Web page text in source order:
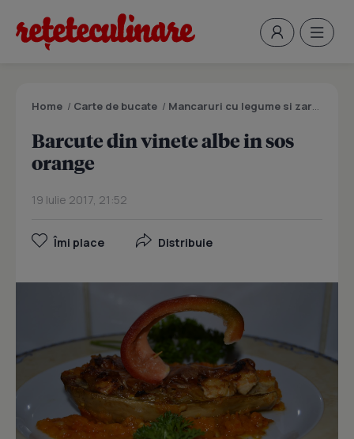
Home / Carte de bucate / Mancaruri cu legume si zarzavaturi
Barcute din vinete albe in sos
orange
19 Iulie 2017, 21:52
Îmi place Distribuie